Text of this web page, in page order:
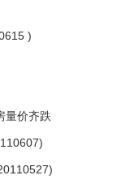
)
量价齐跌